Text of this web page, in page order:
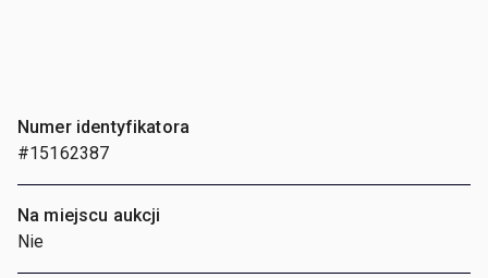
Numer identyfikatora
#15162387
Na miejscu aukcji
Nie